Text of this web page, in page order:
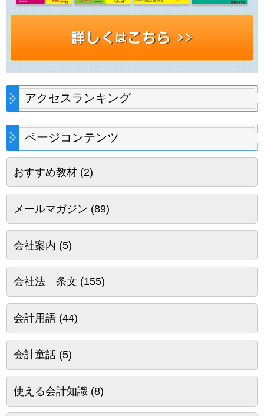
アクセスランキング
ページコンテンツ
おすすめ教材(2)
メールマガジン (89)
会社案内 (5)
会社法 条文 (155)
会計用語(44)
会計童話(5)
使える会計知識(8)